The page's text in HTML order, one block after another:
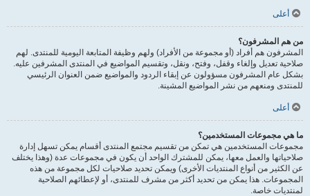
أعلى
من هم المشرفون؟
المشرفون هم أفراد (أو مجموعة من الأفراد) ولهم وظيفة المتابعة اليومية للمنتدى. لهم
صلاحية تعديل وإلغاء وقفل، وفتح، ونقل، وتقسيم المواضيع في المنتدى المشرفين عليه.
بشكل عام المشرفون مسؤولون عن إبقاء الردود والمواضيع ضمن العنوان الرئيسي
للمنتدى ومنعهم من نشر المواضيع المشينة.
أعلى
ما هي مجموعات المستخدمين؟
مجموعات المستخدمين هي تمكن من تقسيم مجتمع المنتدى أقسام يمكن تسهل إدارة
صلاحياتها والعمل معها، يمكن للمشترك الواحد أن يكون في مجموعات عدة (وهذا يختلف
عن الكثير من أنواع المنتديات الأخرى) ويمكن تحديد صلاحيات لكل مجموعة من هذه
المجموعات. هذا يمكن من تحديد أكثر من مشرف للمنتدى، أو لإعطائهم الصلاحية
لمنتديات خاصة.